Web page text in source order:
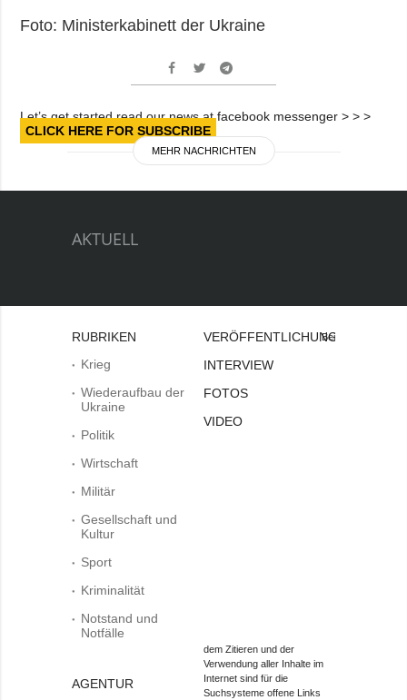
Foto: Ministerkabinett der Ukraine
Let’s get started read our news at facebook messenger > > >
CLICK HERE FOR SUBSCRIBE
MEHR NACHRICHTEN
AKTUELL
RUBRIKEN
Krieg
Wiederaufbau der
Ukraine
Politik
Wirtschaft
Militär
Gesellschaft und
Kultur
Sport
Kriminalität
Notstand und
Notfälle
AGENTUR
VERÖFFENTLICHUNGEN
INTERVIEW
FOTOS
VIDEO
Bei
dem Zitieren und der
Verwendung aller Inhalte im
Internet sind für die
Suchsysteme offene Links